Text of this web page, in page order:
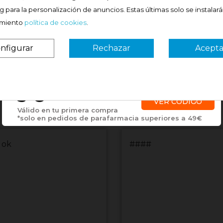
45...
JUST FOR MEN CABELLO
COLORANTE H-55...
Precio
8,50 €
ok ####
¿Es tu primera vez? ¡SORPRESA!
VER CÓDIGO
Válido en tu primera compra
*solo en pedidos de parafarmacia superiores a 49€
3 €
para la personalización de anuncios. Estas últimas solo se
política de cookies
Rechazar